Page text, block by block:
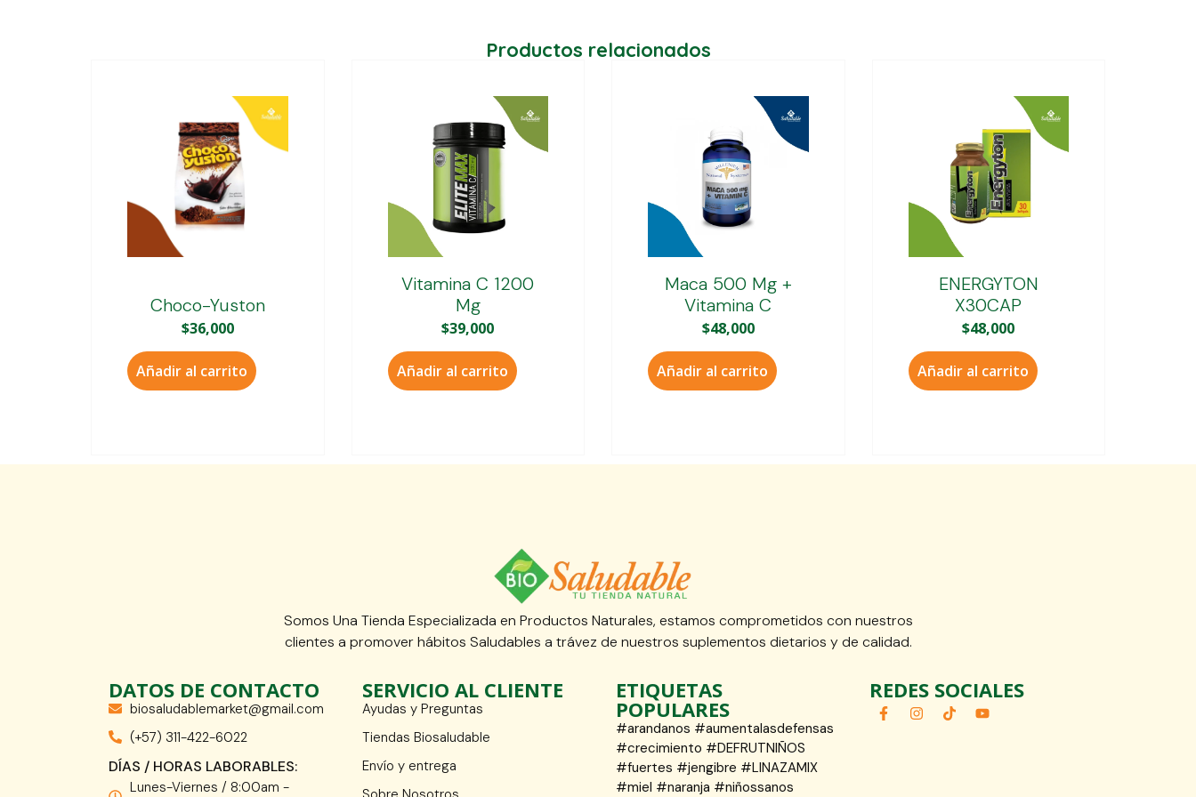
Productos relacionados
Choco-Yuston
$36,000
Añadir al carrito
Vitamina C 1200
Mg
$39,000
Añadir al carrito
Maca 500 Mg +
Vitamina C
$48,000
Añadir al carrito
ENERGYTON
X30CAP
$48,000
Añadir al carrito
Somos Una Tienda Especializada en Productos Naturales, estamos comprometidos con nuestros
clientes a promover hábitos Saludables a trávez de nuestros suplementos dietarios y de calidad.
DATOS DE CONTACTO
biosaludablemarket@gmail.com
(+57) 311-422-6022
DÍAS / HORAS LABORABLES:
Lunes-Viernes / 8:00am -
SERVICIO AL CLIENTE
Ayudas y Preguntas
Tiendas Biosaludable
Envío y entrega
ETIQUETAS
POPULARES
#arandanos #aumentalasdefensas
#crecimiento #DEFRUTNIÑOS
#fuertes #jengibre #LINAZAMIX
#miel #naranja #niñossanos
REDES SOCIALES